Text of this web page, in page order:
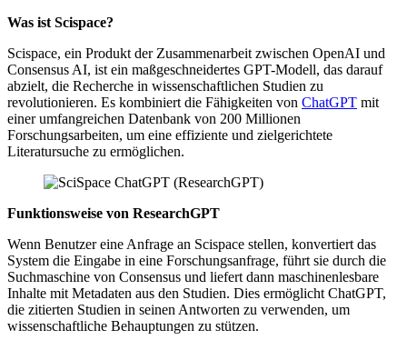
Was ist Scispace?
Scispace, ein Produkt der Zusammenarbeit zwischen OpenAI und
Consensus AI, ist ein maßgeschneidertes GPT-Modell, das darauf
abzielt, die Recherche in wissenschaftlichen Studien zu
revolutionieren. Es kombiniert die Fähigkeiten von ChatGPT mit
einer umfangreichen Datenbank von 200 Millionen
Forschungsarbeiten, um eine effiziente und zielgerichtete
Literatursuche zu ermöglichen.
Funktionsweise von ResearchGPT
Wenn Benutzer eine Anfrage an Scispace stellen, konvertiert das
System die Eingabe in eine Forschungsanfrage, führt sie durch die
Suchmaschine von Consensus und liefert dann maschinenlesbare
Inhalte mit Metadaten aus den Studien. Dies ermöglicht ChatGPT,
die zitierten Studien in seinen Antworten zu verwenden, um
wissenschaftliche Behauptungen zu stützen.